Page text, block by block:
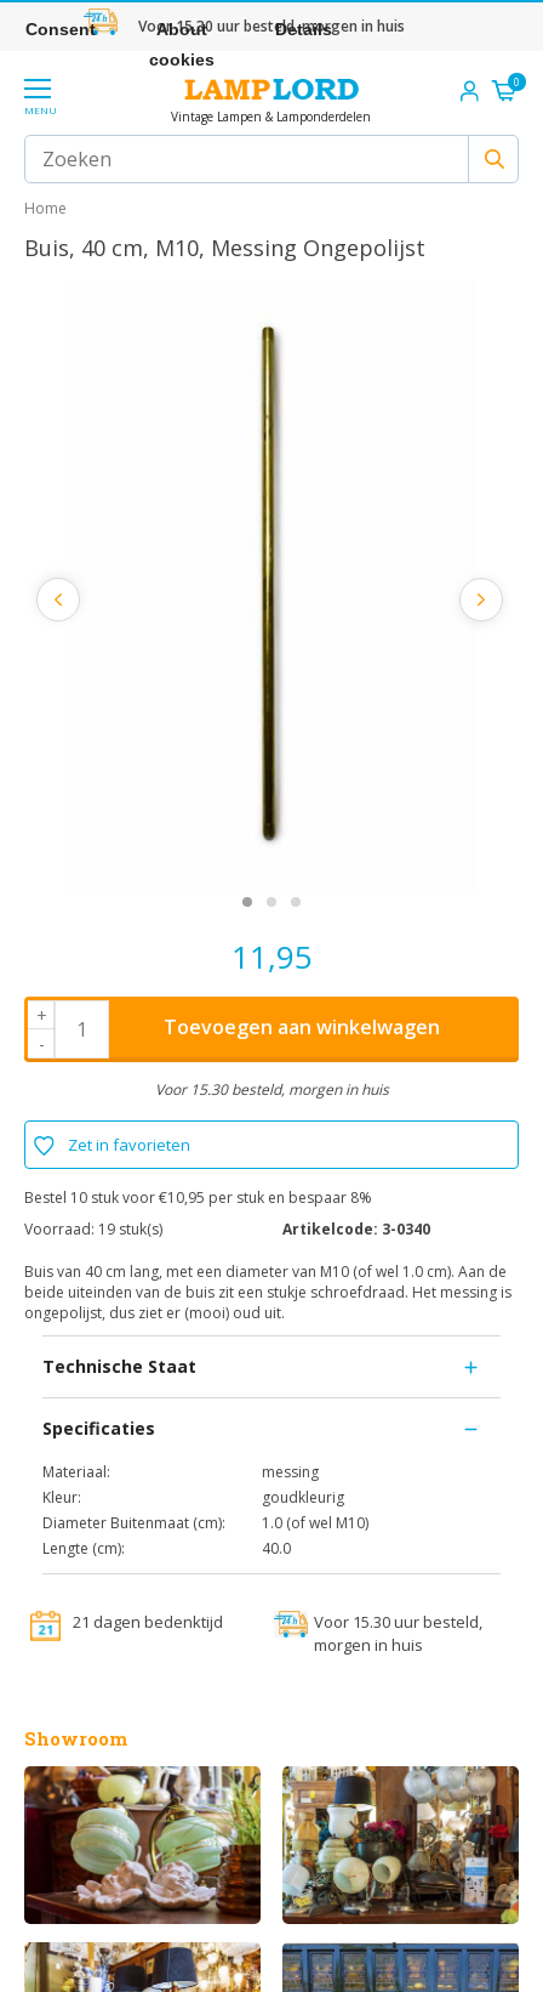
Voor 15.30 uur besteld, morgen in huis
MENU Vintage Lampen & Lamponderdelen
0
Home
Buis, 40 cm, M10, Messing Ongepolijst
11,95
+
-
Toevoegen aan winkelwagen
Voor 15.30 besteld, morgen in huis
Zet in favorieten
Bestel 10 stuk voor €10,95 per stuk en bespaar 8%
Voorraad: 19 stuk(s) Artikelcode: 3-0340
Buis van 40 cm lang, met een diameter van M10 (of wel 1.0 cm). Aan de
beide uiteinden van de buis zit een stukje schroefdraad. Het messing is
ongepolijst, dus ziet er (mooi) oud uit.
Technische Staat
Specificaties
Materiaal:
messing
Kleur:
goudkleurig
Diameter Buitenmaat (cm):
1.0 (of wel M10)
Lengte (cm):
40.0
21 dagen bedenktijd
Voor 15.30 uur besteld,
morgen in huis
Showroom
Consent
About
cookies
Details